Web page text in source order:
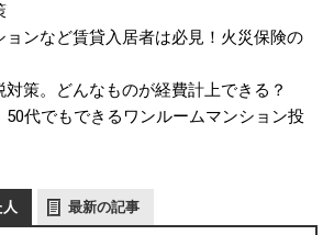
ョンなど賃貸入居者は必見！火災保険の
策。どんなものが経費計上できる？
50代でもできるワンルームマンション投
最新の記事